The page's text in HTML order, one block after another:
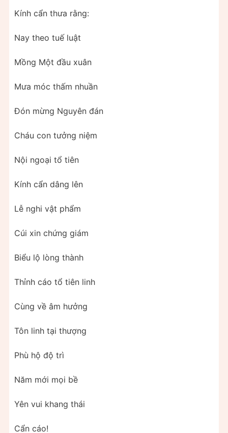
Kính cẩn thưa rằng:
Nay theo tuế luật
Mồng Một đầu xuân
Mưa móc thấm nhuần
Đón mừng Nguyên đán
Cháu con tưởng niệm
Nội ngoại tổ tiên
Kính cẩn dâng lên
Lễ nghi vật phẩm
Cúi xin chứng giám
Biểu lộ lòng thành
Thỉnh cáo tổ tiên linh
Cùng về âm hưởng
Tôn linh tại thượng
Phù hộ độ trì
Năm mới mọi bề
Yên vui khang thái
Cẩn cáo!